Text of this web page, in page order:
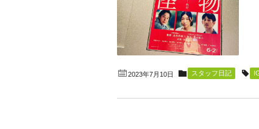
2023年7月10日 スタッフ日記